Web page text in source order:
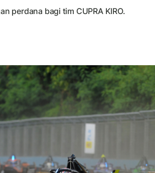
perdana bagi tim CUPRA KIRO.